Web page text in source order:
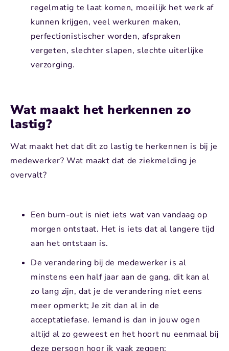
regelmatig te laat komen, moeilijk het werk af
kunnen krijgen, veel werkuren maken,
perfectionistischer worden, afspraken
vergeten, slechter slapen, slechte uiterlijke
verzorging.
Wat maakt het herkennen zo
lastig?
Wat maakt het dat dit zo lastig te herkennen is bij je
medewerker? Wat maakt dat de ziekmelding je
overvalt?
Een burn-out is niet iets wat van vandaag op
morgen ontstaat. Het is iets dat al langere tijd
aan het ontstaan is.
De verandering bij de medewerker is al
minstens een half jaar aan de gang, dit kan al
zo lang zijn, dat je de verandering niet eens
meer opmerkt; Je zit dan al in de
acceptatiefase. Iemand is dan in jouw ogen
altijd al zo geweest en het hoort nu eenmaal bij
deze persoon hoor ik vaak zeggen;